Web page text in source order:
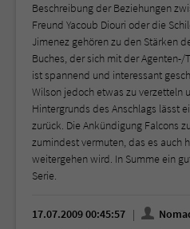
Beschreibung der Beziehungen
Freund Yacoub Diouri oder die
Jimenez gehören zu den Stärken
Buches, der sich mit der
ist spannend und interessant
Wilson jedoch etwas zu verzetteln
Hintergrunds des Anschlags lässt
zurück. Die Ankündigung Falcons
zumindest vermuten, das es auch
weitergehen wird. In Summe ein
Serie.
17.07.2009 00:45:57